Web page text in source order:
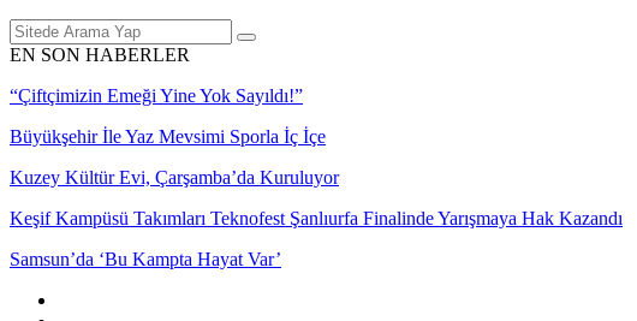
EN SON HABERLER
“Çiftçimizin Emeği Yine Yok Sayıldı!”
Büyükşehir İle Yaz Mevsimi Sporla İç İçe
Kuzey Kültür Evi, Çarşamba’da Kuruluyor
Keşif Kampüsü Takımları Teknofest Şanlıurfa Finalinde Yarışmaya Hak Kazandı
Samsun’da ‘Bu Kampta Hayat Var’